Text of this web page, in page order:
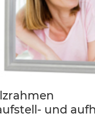
und